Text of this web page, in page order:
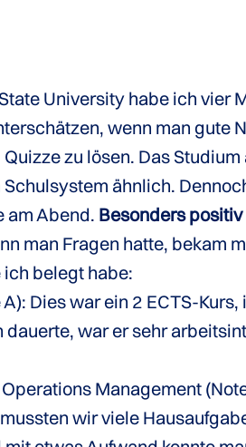
University habe ich vier
wenn man gute
zu lösen. Das
ähnlich.
am Abend. Besonders
man Fragen hatte, bekam
ich belegt habe:
Dies war ein 2 ECTS-
dauerte, war er sehr
Management
wir viele